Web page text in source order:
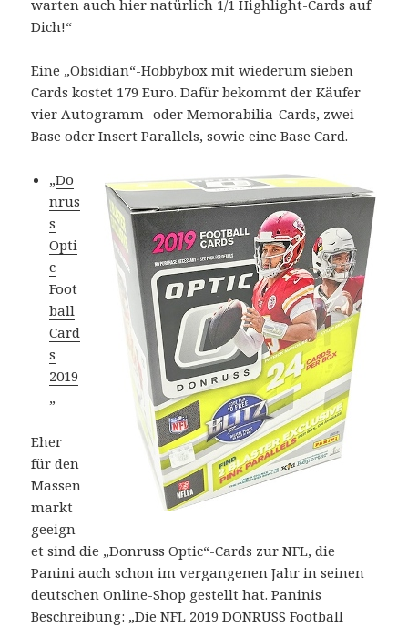
warten auch hier natürlich 1/1 Highlight-Cards auf
Dich!“
Eine „Obsidian“-Hobbybox mit wiederum sieben
Cards kostet 179 Euro. Dafür bekommt der Käufer
vier Autogramm- oder Memorabilia-Cards, zwei
Base oder Insert Parallels, sowie eine Base Card.
„Do
nrus
s
Opti
c
Foot
ball
Card
s
2019
„
Eher
für den
Massen
markt
geeign
et sind die „Donruss Optic“-Cards zur NFL, die
Panini auch schon im vergangenen Jahr in seinen
deutschen Online-Shop gestellt hat. Paninis
Beschreibung: „Die NFL 2019 DONRUSS Football